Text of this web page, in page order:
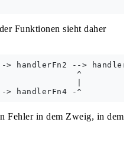
Funktionen sieht daher
> handlerFn2 -->
^
|
Fehler in dem Zweig, in dem